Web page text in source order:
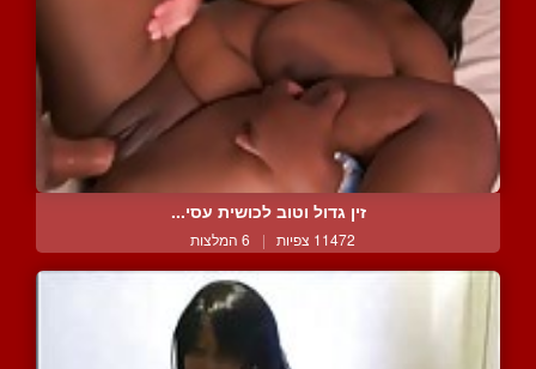
זין גדול וטוב לכושית עסי...
11472 צפיות | 6 המלצות